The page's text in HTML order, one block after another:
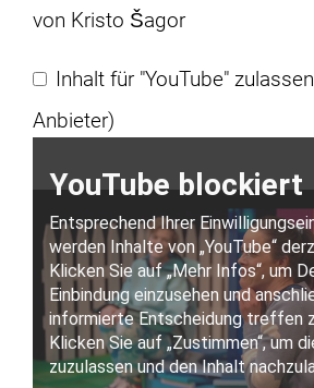
von Kristo Šagor
Inhalt für "YouTube" zulassen
Anbieter)